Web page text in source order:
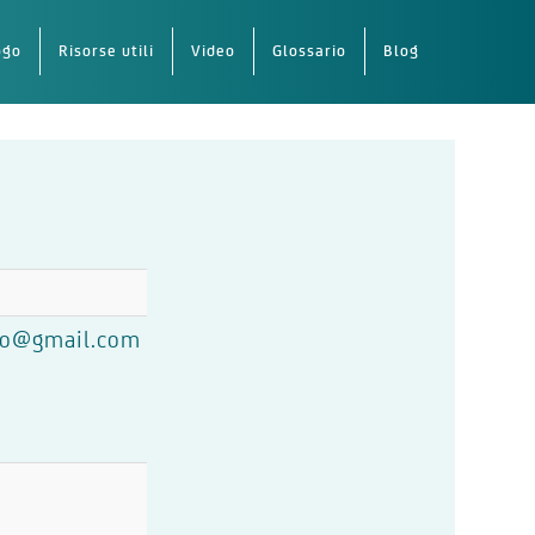
Risorse utili Video Glossario Blog